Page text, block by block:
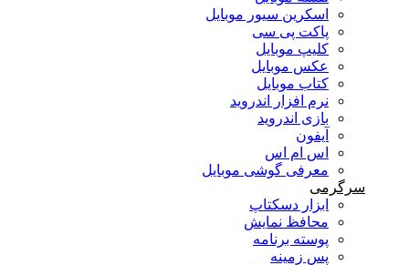
اسکرین سیور موبایل
پاکت پی سی
کلیپ موبایل
عکس موبایل
کتاب موبایل
نرم افزار اندروید
بازی اندروید
آیفون
اس ام اس
معرفی گوشی موبایل
سرگرمی
ابزار دسکتاپ
محافظ نمایش
پوسته برنامه
پس زمینه